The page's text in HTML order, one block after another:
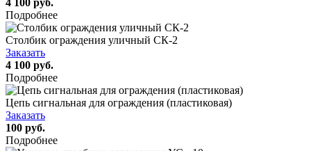
Подробнее
Столбик ограждения уличный СК-2
Заказать
4 100 руб.
Подробнее
Цепь сигнальная для ограждения (пластиковая)
Заказать
100 руб.
Подробнее